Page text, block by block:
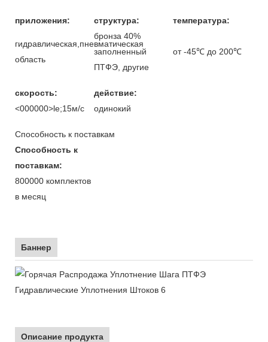
приложения:
гидравлическая,пневматическая
область
структура:
бронза 40%
заполненный
ПТФЭ, другие
температура:
от -45℃ до 200℃
скорость:
<000000>le;15м/с
действие:
одинокий
Способность к поставкам
Способность к
поставкам:
800000 комплектов
в месяц
Баннер
Описание продукта